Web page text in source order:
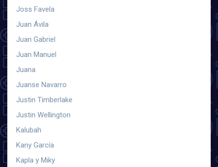
Joss Favela
Juan Ávila
Juan Gabriel
Juan Manuel
Juana
Juanse Navarro
Justin Timberlake
Justin Wellington
Kalubah
Kany García
Kapla y Miky